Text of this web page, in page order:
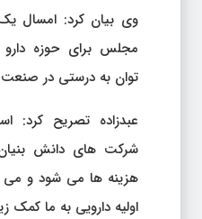
وی بیان کرد: امسال یک
مجلس برای حوزه
توان به درستی در صنعت
عبدزاده تصریح کرد:
شرکت های دانش
هزینه ها می شود و می
اولیه دارویی به ما کمک